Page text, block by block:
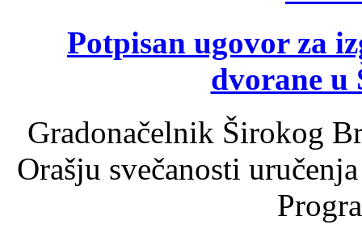
Potpisan ugovor za
dvorane u
Gradonačelnik Širokog
Orašju svečanosti